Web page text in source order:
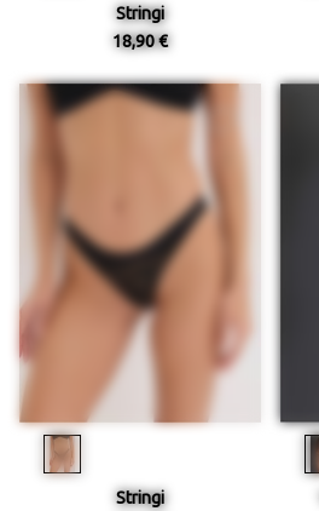
Stringi
18,90 €
Stringi